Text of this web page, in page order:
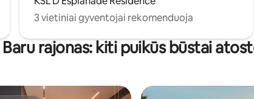
3 vietiniai gyventojai rekomenduoja
rajonas: kiti puikūs būstai